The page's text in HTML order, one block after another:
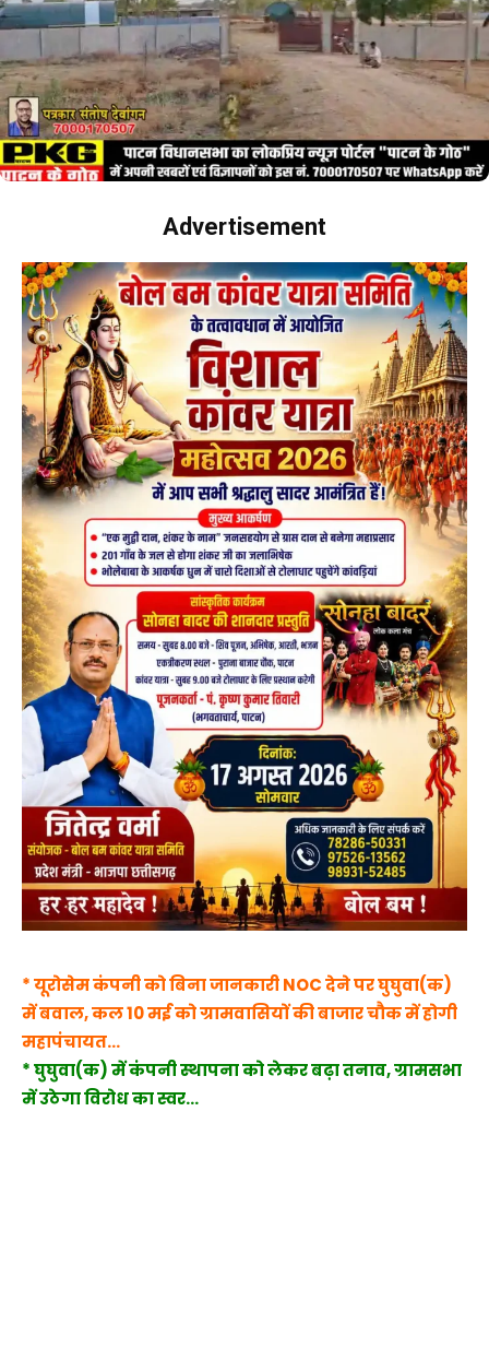
Advertisement
* यूरोसेम कंपनी को बिना जानकारी NOC देने पर घुघुवा(क)
में बवाल, कल 10 मई को ग्रामवासियों की बाजार चौक में होगी
महापंचायत…
* घुघुवा(क) में कंपनी स्थापना को लेकर बढ़ा तनाव, ग्रामसभा
में उठेगा विरोध का स्वर…